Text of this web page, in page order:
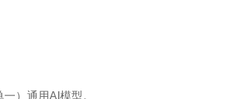
）通用AI模型。